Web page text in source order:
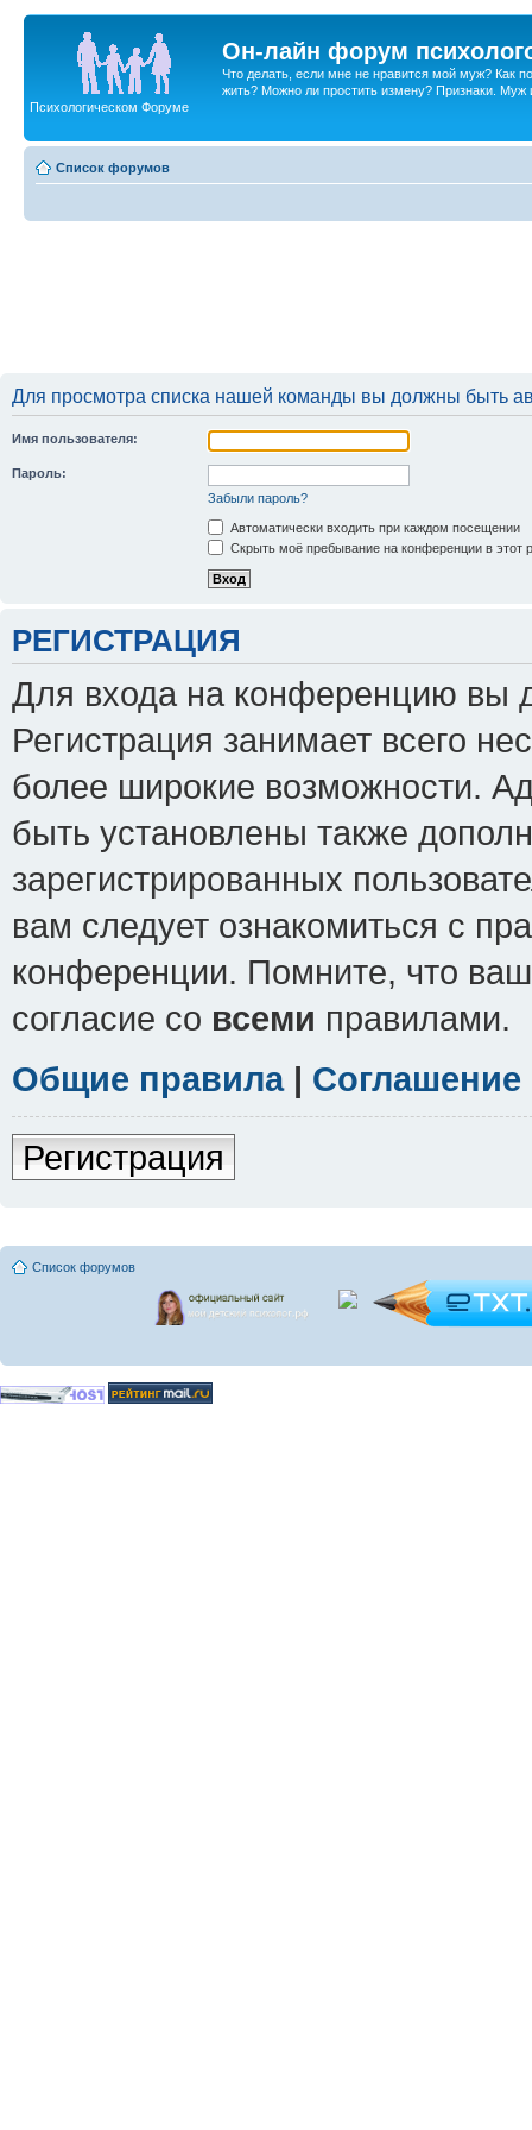
Он-лайн форум
Что делать, если мне не нравится мой муж? Как
жить? Можно ли простить измену? Признаки. Муж
Психологическом Форуме
Список форумов
Для просмотра списка нашей команды вы должны быть
Имя пользователя:
Пароль:
Забыли пароль?
Автоматически входить при каждом посещении
Скрыть моё пребывание на конференции в этот
РЕГИСТРАЦИЯ
Для входа на конференцию вы
Регистрация занимает всего
более широкие возможности.
быть установлены также
зарегистрированных
вам следует ознакомиться с
конференции. Помните, что
согласие со всеми правилами.
Общие правила|
Регистрация
Список форумов